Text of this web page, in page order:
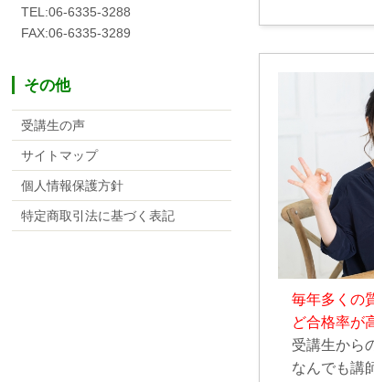
毎年多くの
ど合格率が
受講生から
なんでも講
TEL:06-6335-3288
FAX:06-6335-3289
その他
受講生の声
サイトマップ
個人情報保護方針
特定商取引法に基づく表記